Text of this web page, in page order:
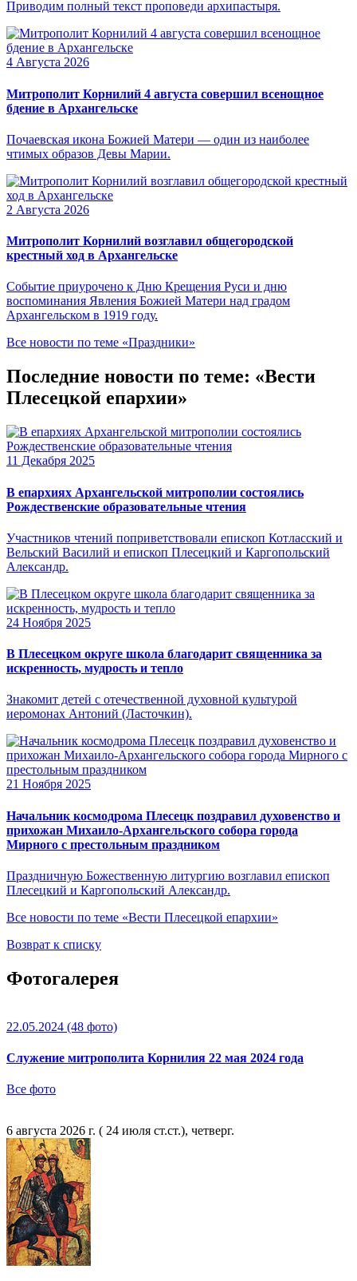
Приводим полный текст проповеди архипастыря.
4 Августа 2026
Митрополит Корнилий 4 августа совершил всенощное
бдение в Архангельске
Почаевская икона Божией Матери — один из наиболее
чтимых образов Девы Марии.
2 Августа 2026
Митрополит Корнилий возглавил общегородской
крестный ход в Архангельске
Событие приурочено к Дню Крещения Руси и дню
воспоминания Явления Божией Матери над градом
Архангельском в 1919 году.
Все новости по теме «Праздники»
Последние новости по теме: «Вести
Плесецкой епархии»
11 Декабря 2025
В епархиях Архангельской митрополии состоялись
Рождественские образовательные чтения
Участников чтений поприветствовали епископ Котласский и
Вельский Василий и епископ Плесецкий и Каргопольский
Александр.
24 Ноября 2025
В Плесецком округе школа благодарит священника за
искренность, мудрость и тепло
Знакомит детей с отечественной духовной культурой
иеромонах Антоний (Ласточкин).
21 Ноября 2025
Начальник космодрома Плесецк поздравил духовенство и
прихожан Михаило-Архангельского собора города
Мирного с престольным праздником
Праздничную Божественную литургию возглавил епископ
Плесецкий и Каргопольский Александр.
Все новости по теме «Вести Плесецкой епархии»
Возврат к списку
Фотогалерея
22.05.2024 (48 фото)
Служение митрополита Корнилия 22 мая 2024 года
Все фото
6 августа 2026 г. ( 24 июля ст.ст.), четверг.